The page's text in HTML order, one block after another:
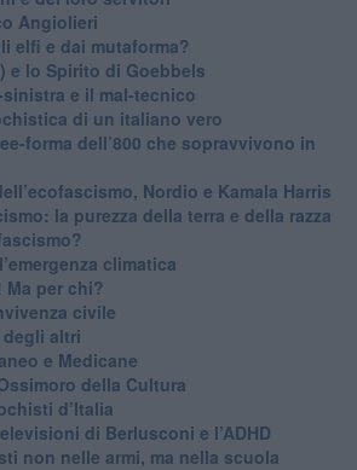
Angiolieri
elfi e dai mutaforma?
e lo Spirito di Goebbels
e il mal-tecnico
di un italiano vero
forma dell’800 che sopravvivono in
Nordio e Kamala Harris
la purezza della terra e della razza
climatica
Ma per chi?
civile
altri
e Medicane
della Cultura
d’Italia
di Berlusconi e l’ADHD
non nelle armi, ma nella scuola